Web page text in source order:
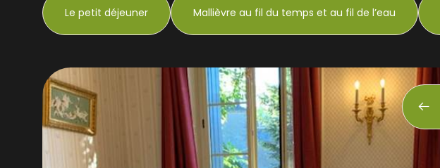
Le petit déjeuner Mallièvre au fil du temps et au fil de l’eau